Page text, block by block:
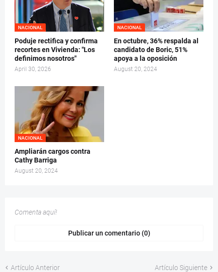
NACIONAL
Poduje rectifica y confirma
recortes en Vivienda: "Los
definimos nosotros"
April 30, 2026
NACIONAL
En octubre, 36% respalda al
candidato de Boric, 51%
apoya a la oposición
August 20, 2024
NACIONAL
Ampliarán cargos contra
Cathy Barriga
August 20, 2024
Comenta aquí!
Publicar un comentario (0)
Artículo Anterior Artículo Siguiente